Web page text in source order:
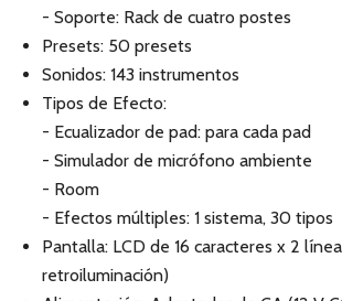
- Soporte: Rack de cuatro postes
Presets: 50 presets
Sonidos: 143 instrumentos
Tipos de Efecto:
- Ecualizador de pad: para cada pad
- Simulador de micrófono ambiente
- Room
- Efectos múltiples: 1 sistema, 30 tipos
Pantalla: LCD de 16 caracteres x 2
retroiluminación)